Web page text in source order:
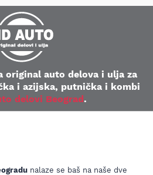
original auto delova i ulja za
i azijska, putnička i kombi
delovi Beograd.
nalaze se baš na naše dve